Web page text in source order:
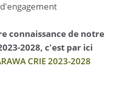
connaissance de notre
2028, c'est par ici
CRIE 2023-2028